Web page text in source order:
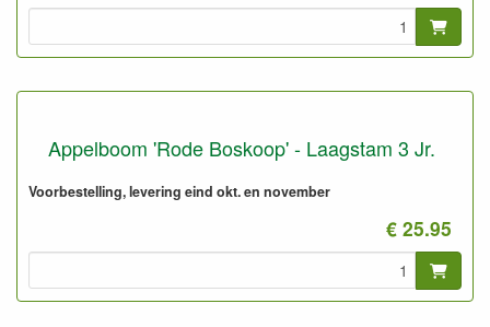
Appelboom 'Rode Boskoop' - Laagstam 3 Jr.
Voorbestelling, levering eind okt. en november
€ 25.95